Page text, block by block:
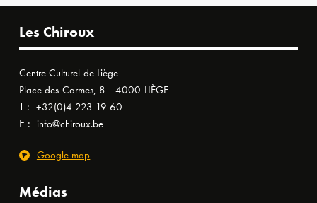
Les Chiroux
Centre Culturel de Liège
Place des Carmes, 8 - 4000 LIÈGE
T : +32(0)4 223 19 60
E : info@chiroux.be
Google map
Médias